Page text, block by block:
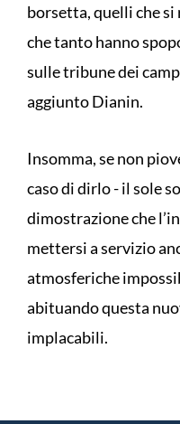
borsetta, quelli che si
che tanto hanno
sulle tribune dei
aggiunto Dianin.
Insomma, se non
caso di dirlo - il sole
dimostrazione che
mettersi a servizio
atmosferiche
abituando questa
implacabili.